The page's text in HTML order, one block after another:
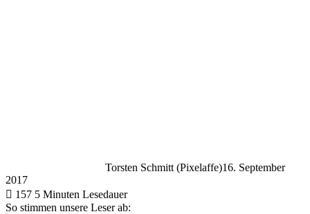
Torsten Schmitt (Pixelaffe)16. September
2017
157 5 Minuten Lesedauer
So stimmen unsere Leser ab: